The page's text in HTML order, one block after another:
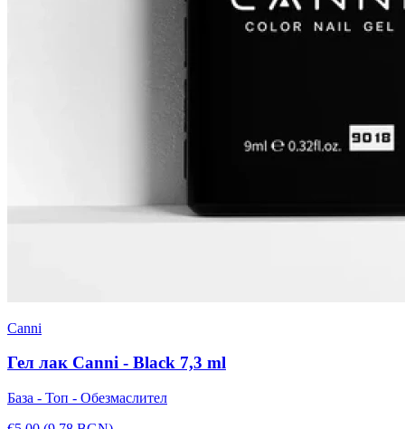
Canni
Гел лак Canni - Black 7,3 ml
База - Топ - Обезмаслител